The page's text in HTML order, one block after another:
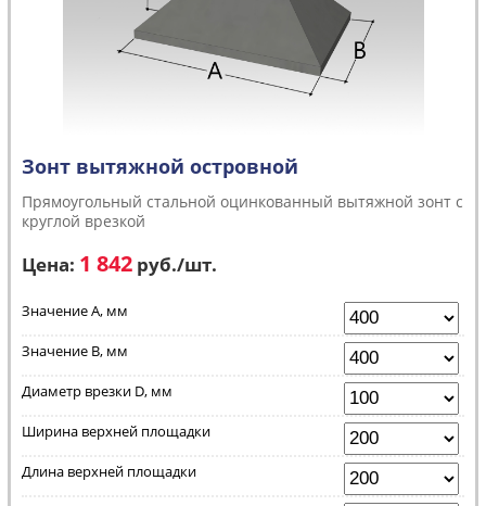
Зонт вытяжной островной
Прямоугольный стальной оцинкованный вытяжной зонт с
круглой врезкой
Цена: 1 842 руб./шт.
Значение А, мм
Значение В, мм
Диаметр врезки D, мм
Ширина верхней площадки
Длина верхней площадки